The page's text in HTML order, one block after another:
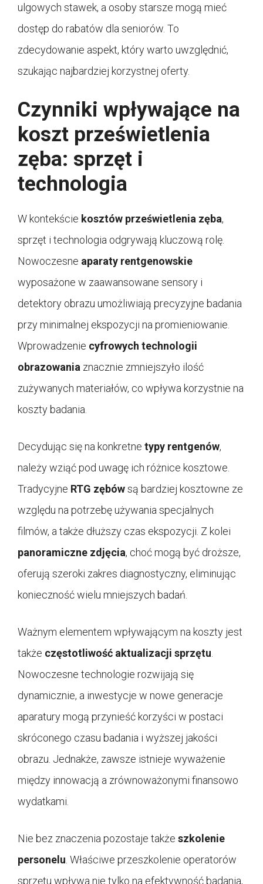
ulgowych stawek, a osoby starsze mogą mieć
dostęp do rabatów dla seniorów. To
zdecydowanie aspekt, który warto uwzględnić,
szukając najbardziej korzystnej oferty.
Czynniki wpływające na
koszt prześwietlenia
zęba: sprzęt i
technologia
W kontekście kosztów prześwietlenia zęba,
sprzęt i technologia odgrywają kluczową rolę.
Nowoczesne aparaty rentgenowskie
wyposażone w zaawansowane sensory i
detektory obrazu umożliwiają precyzyjne badania
przy minimalnej ekspozycji na promieniowanie.
Wprowadzenie cyfrowych technologii
obrazowania znacznie zmniejszyło ilość
zużywanych materiałów, co wpływa korzystnie na
koszty badania.
Decydując się na konkretne typy rentgenów,
należy wziąć pod uwagę ich różnice kosztowe.
Tradycyjne RTG zębówsą bardziej kosztowne ze
względu na potrzebę używania specjalnych
filmów, a także dłuższy czas ekspozycji. Z kolei
panoramiczne zdjęcia, choć mogą być droższe,
oferują szeroki zakres diagnostyczny, eliminując
konieczność wielu mniejszych badań.
Ważnym elementem wpływającym na koszty jest
także częstotliwość aktualizacji sprzętu
Nowoczesne technologie rozwijają się
dynamicznie, a inwestycje w nowe generacje
aparatury mogą przynieść korzyści w postaci
skróconego czasu badania i wyższej jakości
obrazu. Jednakże, zawsze istnieje wyważenie
między innowacją a zrównoważonymi finansowo
wydatkami.
Nie bez znaczenia pozostaje także szkolenie
personelu . Właściwe przeszkolenie operatorów
sprzętu wpływa nie tylko na efektywność badania,